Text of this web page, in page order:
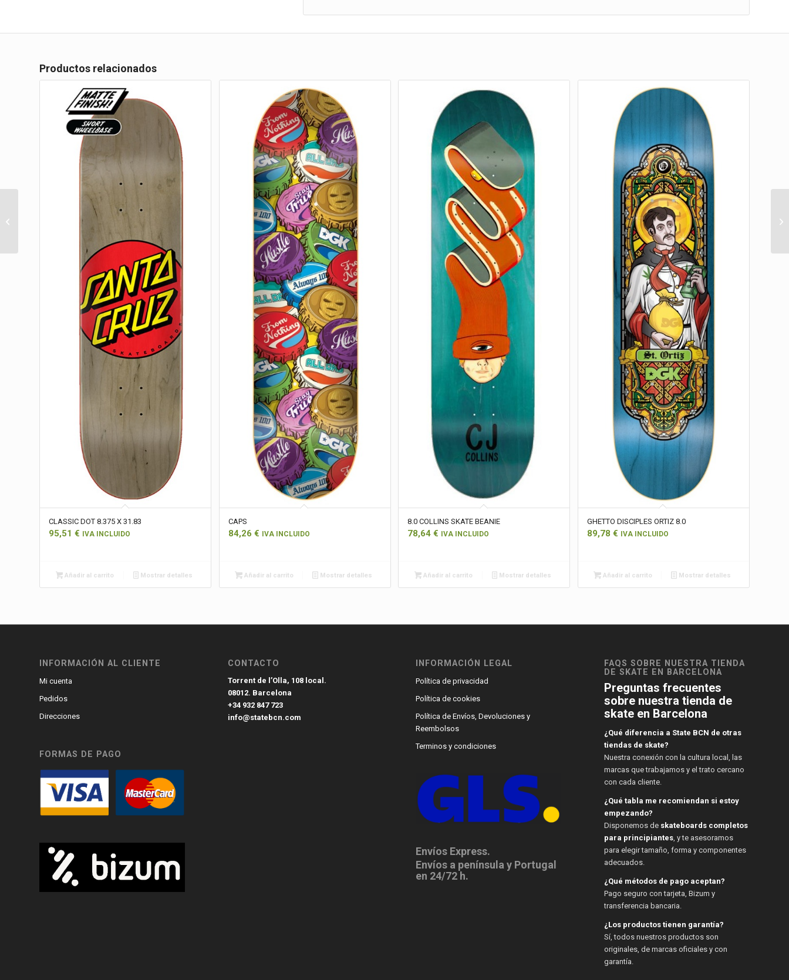
Productos relacionados
CLASSIC DOT 8.375 X 31.83
95,51 € IVA INCLUIDO
Añadir al carrito Mostrar detalles
CAPS
84,26 € IVA INCLUIDO
Añadir al carrito Mostrar detalles
8.0 COLLINS SKATE BEANIE
78,64€ IVA INCLUIDO
Añadir al carrito Mostrar detalles
GHETTO DISCIPLES ORTIZ 8.0
89,78 € IVA INCLUIDO
Añadir al carrito Mostrar detalles
INFORMACIÓN AL CLIENTE
Mi cuenta
Pedidos
Direcciones
FORMAS DE PAGO
CONTACTO
Torrent de l’Olla, 108 local.
08012. Barcelona
+34 932 847 723
info@statebcn.com
INFORMACIÓN LEGAL
Política de privacidad
Política de cookies
Política de Envíos, Devoluciones y
Reembolsos
Terminos y condiciones
Envíos Express.
Envíos a península y Portugal
en 24/72 h.
FAQS SOBRE NUESTRA TIENDA
DE SKATE EN BARCELONA
Preguntas frecuentes
sobre nuestra tienda de
skate en Barcelona
¿Qué diferencia a State BCN de otras
tiendas de skate?
Nuestra conexión con la cultura local, las
marcas que trabajamos y el trato cercano
con cada cliente.
¿Qué tabla me recomiendan si estoy
empezando?
Disponemos de skateboards completos
para principiantes, y te asesoramos
para elegir tamaño, forma y componentes
adecuados.
¿Qué métodos de pago aceptan?
Pago seguro con tarjeta, Bizum y
transferencia bancaria.
¿Los productos tienen garantía?
Sí, todos nuestros productos son
originales, de marcas oficiales y con
garantía.
TOMMY GUERRERO
SERIES 17 WHITE 9.85